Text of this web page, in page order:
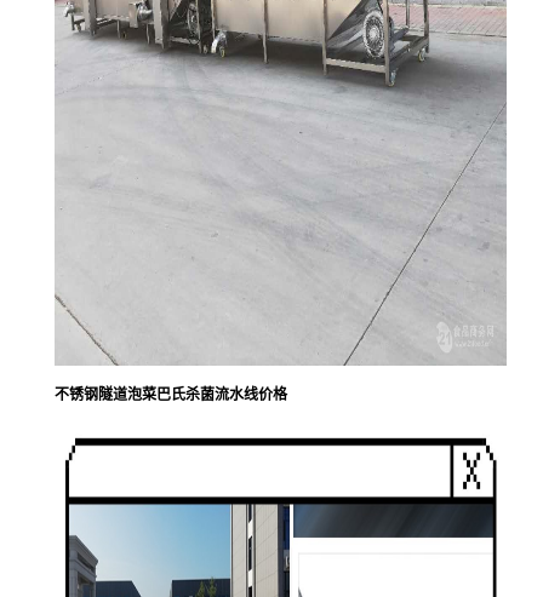
不锈钢隧道泡菜巴氏杀菌流水线价格